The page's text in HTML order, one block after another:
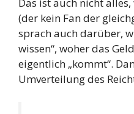
(der kein Fan der
sprach auch darüber,
wissen“, woher das
eigentlich „kommt“.
Umverteilung des